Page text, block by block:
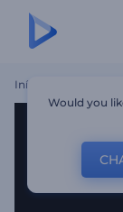
Início
Would you